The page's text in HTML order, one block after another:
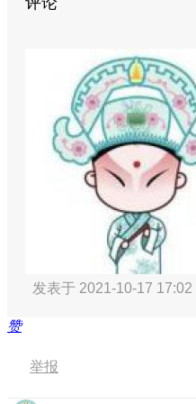
发表于 2021-10-17 17:02
赞
举报